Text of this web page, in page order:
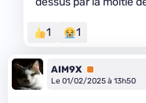
1 1
AIM9X Premium
Le 01/02/2025 à 13h50